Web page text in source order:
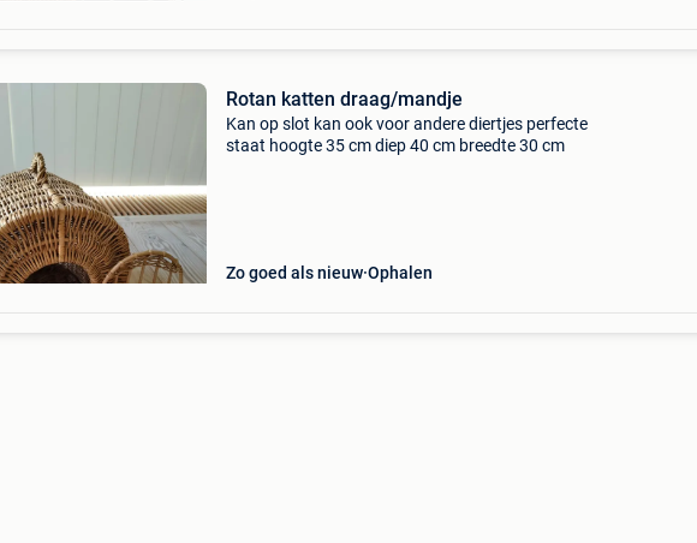
Rotan katten draag/mandje
Kan op slot kan ook voor andere diertjes perfecte
staat hoogte 35 cm diep 40 cm breedte 30 cm
Zo goed als nieuw Ophalen